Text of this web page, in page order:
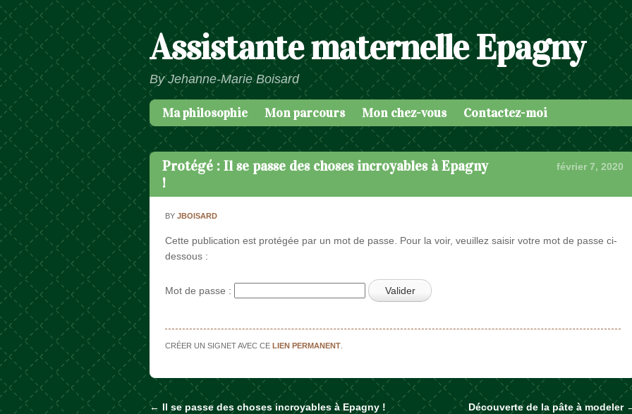
Assistante maternelle Epagny
By Jehanne-Marie Boisard
Menu
Passer au contenu
Ma philosophie Mon parcours Mon chez-vous Contactez-moi
Protégé : Il se passe des choses incroyables à Epagny
!
février 7, 2020
BYJBOISARD
Cette publication est protégée par un mot de passe. Pour la voir, veuillez saisir votre mot de passe ci-
dessous :
Mot de passe :
CRÉER UN SIGNET AVEC CELIEN PERMANENT
← Il se passe des choses incroyables à Epagny ! Découverte de la pâte à modeler